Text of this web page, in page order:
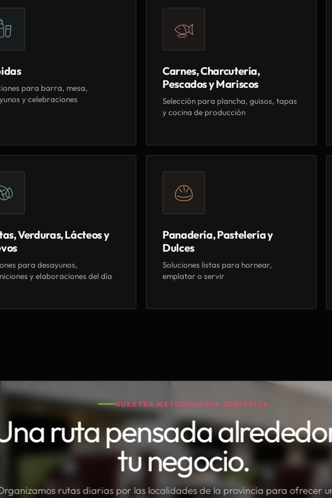
para barra, mesa,
y celebraciones
Carnes, Charcutería,
Pescados y Mariscos
Selección para plancha, guisos, tapas
y cocina de producción
Verduras, Lácteos y
para desayunos,
y elaboraciones del día
Panadería, Pastelería y
Dulces
Soluciones listas para hornear,
emplatar o servir
NUESTRA METODOLOGÍA LOGÍSTICA
ruta pensada
tu negocio.
rutas diarias por las localidades de la provincia para ofrecer